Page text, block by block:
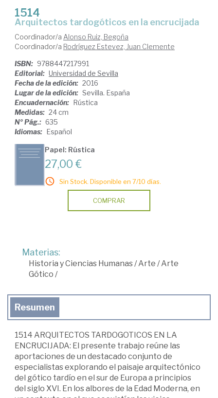
1514
arquitectos tardogóticos en la encrucijada
Coordinador/a Alonso Ruiz, Begoña
Coordinador/a Rodríguez Estevez, Juan Clemente
ISBN: 9788447217991
Editorial: Universidad de Sevilla
Fecha de la edición: 2016
Lugar de la edición: Sevilla. España
Encuadernación: Rústica
Medidas: 24 cm
Nº Pág.: 635
Idiomas: Español
Papel: Rústica
27,00 €
Sin Stock. Disponible en 7/10 días.
COMPRAR
Materias:
Historia y Ciencias Humanas/Arte /Arte
Gótico /
Resumen
1514 ARQUITECTOS TARDOGOTICOS EN LA
ENCRUCIJADA: El presente trabajo reúne las
aportaciones de un destacado conjunto de
especialistas explorando el paisaje arquitectónico
del gótico tardío en el sur de Europa a principios
del siglo XVI. En los albores de la Edad Moderna, en